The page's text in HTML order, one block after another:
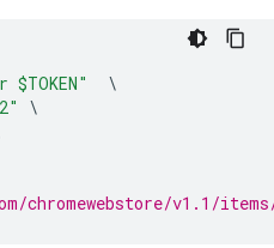
\
\
chromewebstore/v1.1/